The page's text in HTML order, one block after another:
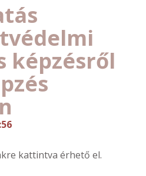
képzésről
kattintva érhető el.